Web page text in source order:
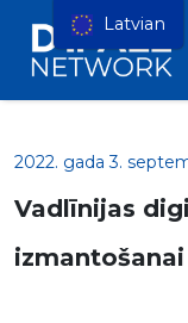
2022. gada 3.
Vadlīnijas
Latvian